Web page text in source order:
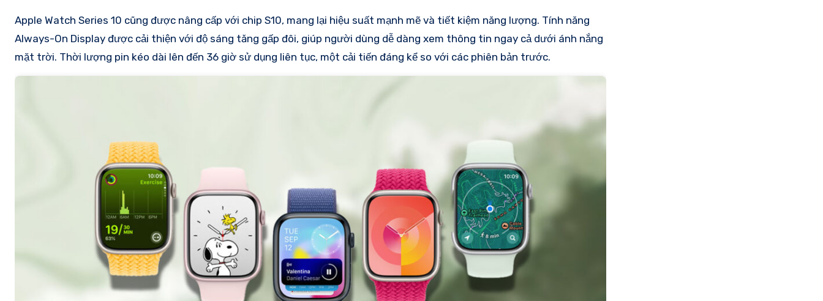
Apple Watch Series 10 cũng được nâng cấp với chip S10, mang lại hiệu suất mạnh mẽ và tiết kiệm năng lượng. Tính năng
Always-On Display được cải thiện với độ sáng tăng gấp đôi, giúp người dùng dễ dàng xem thông tin ngay cả dưới ánh nắng
mặt trời. Thời lượng pin kéo dài lên đến 36 giờ sử dụng liên tục, một cải tiến đáng kể so với các phiên bản trước.